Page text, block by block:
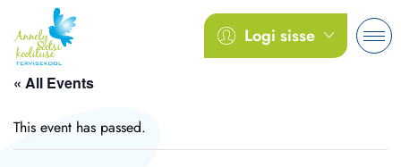
Logi sisse
« All Events
This event has passed.